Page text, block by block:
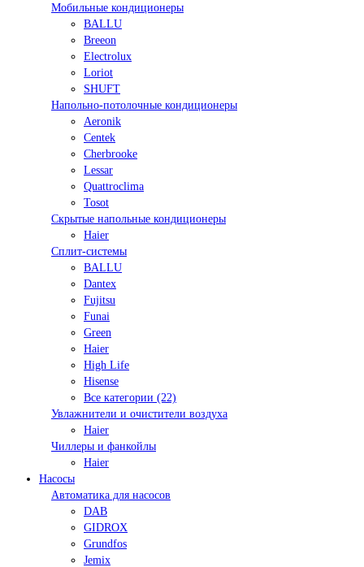
Мобильные кондиционеры
BALLU
Breeon
Electrolux
Loriot
SHUFT
Напольно-потолочные кондиционеры
Aeronik
Centek
Cherbrooke
Lessar
Quattroclima
Tosot
Скрытые напольные кондиционеры
Haier
Сплит-системы
BALLU
Dantex
Fujitsu
Funai
Green
Haier
High Life
Hisense
Все категории (22)
Увлажнители и очистители воздуха
Haier
Чиллеры и фанкойлы
Haier
Насосы
Автоматика для насосов
DAB
GIDROX
Grundfos
Jemix